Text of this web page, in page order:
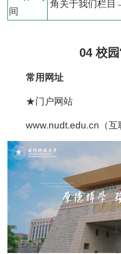
间
角关于我们栏
04 校
常用网址
★门户网站
www.nudt.edu.cn（互